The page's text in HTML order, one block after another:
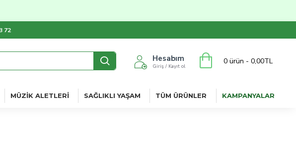
72
Hesabım
Giriş / Kayıt ol
0 ürün - 0,00TL
MÜZIK ALETLERI SAĞLIKLI YAŞAM TÜM ÜRÜNLER KAMPANYALAR